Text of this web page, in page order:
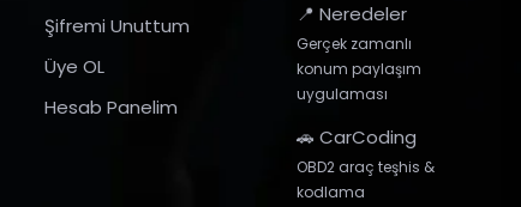
Şifremi Unuttum
Üye OL
Hesab Panelim
📍 Neredeler
Gerçek zamanlı
konum paylaşım
uygulaması
🚗 CarCoding
OBD2 araç teşhis &
kodlama